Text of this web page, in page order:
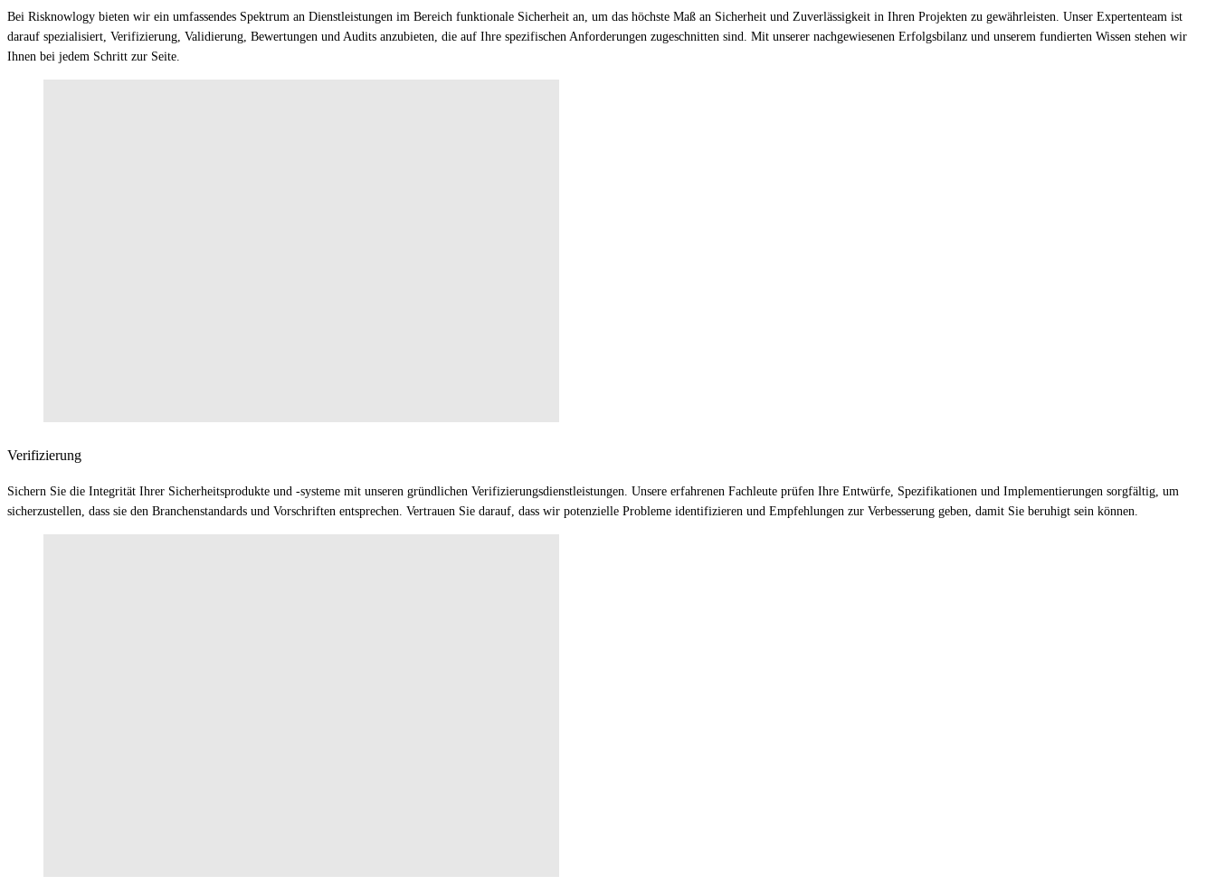
Bei Risknowlogy bieten wir ein umfassendes Spektrum an Dienstleistungen im Bereich funktionale Sicherheit an, um das höchste Maß an Sicherheit und Zuverlässigkeit in Ihren Projekten zu gewährleisten. Unser Expertenteam ist
darauf spezialisiert, Verifizierung, Validierung, Bewertungen und Audits anzubieten, die auf Ihre spezifischen Anforderungen zugeschnitten sind. Mit unserer nachgewiesenen Erfolgsbilanz und unserem fundierten Wissen stehen wir
Ihnen bei jedem Schritt zur Seite.
Verifizierung
Sichern Sie die Integrität Ihrer Sicherheitsprodukte und -systeme mit unseren gründlichen Verifizierungsdienstleistungen. Unsere erfahrenen Fachleute prüfen Ihre Entwürfe, Spezifikationen und Implementierungen sorgfältig, um
sicherzustellen, dass sie den Branchenstandards und Vorschriften entsprechen. Vertrauen Sie darauf, dass wir potenzielle Probleme identifizieren und Empfehlungen zur Verbesserung geben, damit Sie beruhigt sein können.